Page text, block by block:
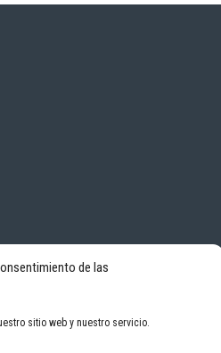
de las
sitio web y nuestro servicio.